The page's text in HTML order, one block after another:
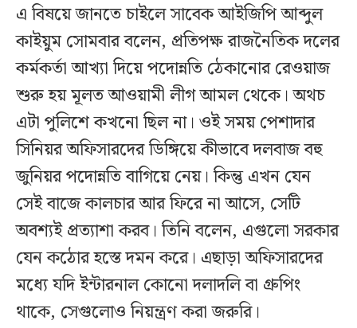
এ বিষয়ে জানতে চাইলে সাবেক আইজিপি আব্দুল
কাইয়ুম সোমবার বলেন, প্রতিপক্ষ রাজনৈতিক দলের
কর্মকর্তা আখ্যা দিয়ে পদোন্নতি ঠেকানোর রেওয়াজ
শুরু হয় মূলত আওয়ামী লীগ আমল থেকে। অথচ
এটা পুলিশে কখনো ছিল না। ওই সময় পেশাদার
সিনিয়র অফিসারদের ডিঙ্গিয়ে কীভাবে দলবাজ বহু
জুনিয়র পদোন্নতি বাগিয়ে নেয়। কিন্তু এখন যেন
সেই বাজে কালচার আর ফিরে না আসে, সেটি
অবশ্যই প্রত্যাশা করব। তিনি বলেন, এগুলো সরকার
যেন কঠোর হস্তে দমন করে। এছাড়া অফিসারদের
মধ্যে যদি ইন্টারনাল কোনো দলাদলি বা গ্রুপিং
থাকে, সেগুলোও নিয়ন্ত্রণ করা জরুরি।